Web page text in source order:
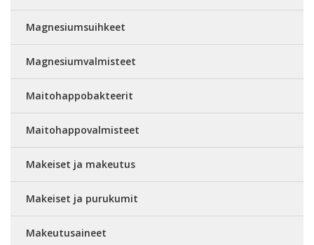
Magnesiumsuihkeet
Magnesiumvalmisteet
Maitohappobakteerit
Maitohappovalmisteet
Makeiset ja makeutus
Makeiset ja purukumit
Makeutusaineet